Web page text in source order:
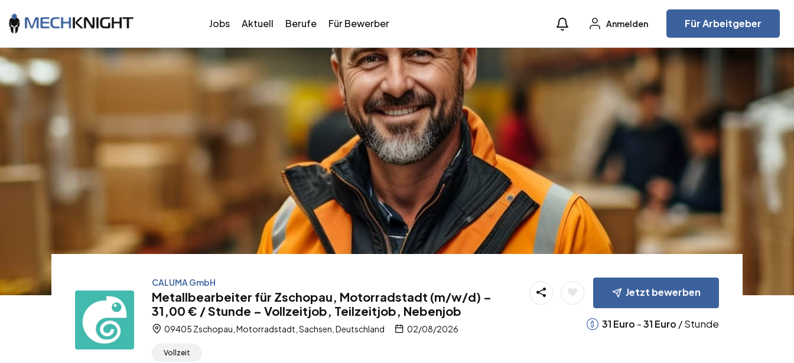
Jobs Aktuell Berufe Für Bewerber Anmelden Für Arbeitgeber
CALUMA GmbH
Metallbearbeiter für Zschopau, Motorradstadt (m/w/d) –
31,00 € / Stunde – Vollzeitjob, Teilzeitjob, Nebenjob
09405 Zschopau, Motorradstadt, Sachsen, Deutschland 02/08/2026
Vollzeit
Jetzt bewerben
31 Euro -31 Euro / Stunde